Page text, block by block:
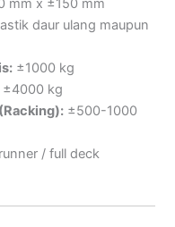
mm x ±150 mm
daur ulang maupun
±1000 kg
±4000 kg
±500-1000
/ full deck